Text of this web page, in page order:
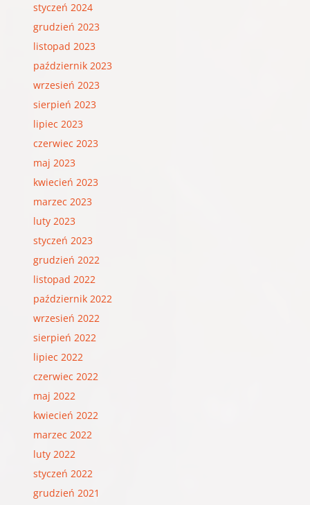
styczeń 2024
grudzień 2023
listopad 2023
październik 2023
wrzesień 2023
sierpień 2023
lipiec 2023
czerwiec 2023
maj 2023
kwiecień 2023
marzec 2023
luty 2023
styczeń 2023
grudzień 2022
listopad 2022
październik 2022
wrzesień 2022
sierpień 2022
lipiec 2022
czerwiec 2022
maj 2022
kwiecień 2022
marzec 2022
luty 2022
styczeń 2022
grudzień 2021